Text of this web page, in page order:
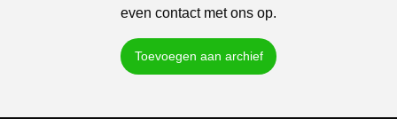
even contact met ons op.
Toevoegen aan archief